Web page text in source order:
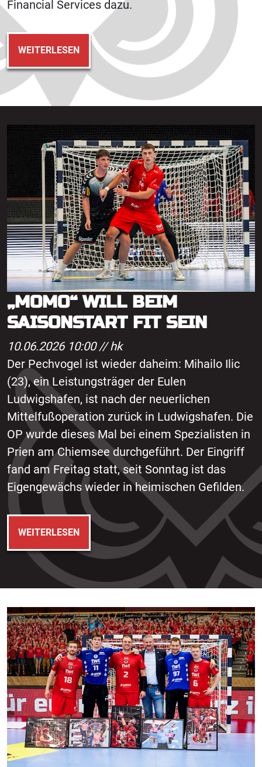
Financial Services dazu.
WEITERLESEN
„MOMO“ WILL BEIM
SAISONSTART FIT SEIN
10.06.2026 10:00 //hk
Der Pechvogel ist wieder daheim: Mihailo Ilic
(23), ein Leistungsträger der Eulen
Ludwigshafen, ist nach der neuerlichen
Mittelfußoperation zurück in Ludwigshafen. Die
OP wurde dieses Mal bei einem Spezialisten in
Prien am Chiemsee durchgeführt. Der Eingriff
fand am Freitag statt, seit Sonntag ist das
Eigengewächs wieder in heimischen Gefilden.
WEITERLESEN